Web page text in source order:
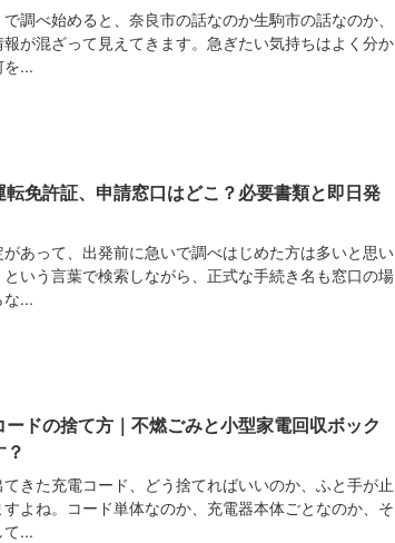
で調べ始めると、奈良市の話なのか生駒市の話なのか、
が混ざって見えてきます。急ぎたい気持ちはよく分か
...
転免許証、申請窓口はどこ？必要書類と即日発
あって、出発前に急いで調べはじめた方は多いと思い
という言葉で検索しながら、正式な手続き名も窓口の場
...
ードの捨て方｜不燃ごみと小型家電回収ボック
きた充電コード、どう捨てればいいのか、ふと手が止
よね。コード単体なのか、充電器本体ごとなのか、そ
...